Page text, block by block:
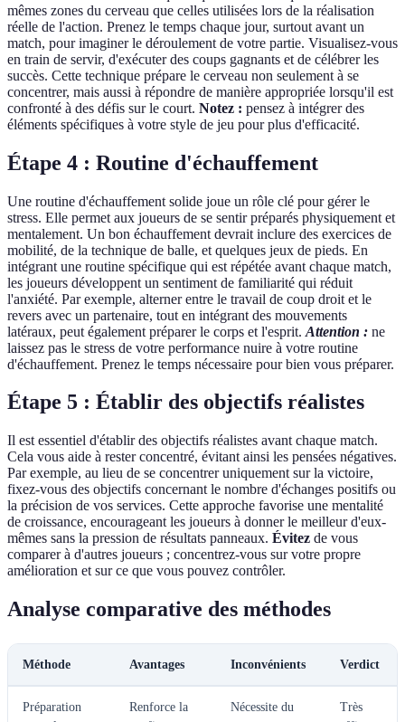
mêmes zones du cerveau que celles utilisées lors de la réalisation
réelle de l'action. Prenez le temps chaque jour, surtout avant un
match, pour imaginer le déroulement de votre partie. Visualisez-vous
en train de servir, d'exécuter des coups gagnants et de célébrer les
succès. Cette technique prépare le cerveau non seulement à se
concentrer, mais aussi à répondre de manière appropriée lorsqu'il est
confronté à des défis sur le court. Notez : pensez à intégrer des
éléments spécifiques à votre style de jeu pour plus d'efficacité.
Étape 4 : Routine d'échauffement
Une routine d'échauffement solide joue un rôle clé pour gérer le
stress. Elle permet aux joueurs de se sentir préparés physiquement et
mentalement. Un bon échauffement devrait inclure des exercices de
mobilité, de la technique de balle, et quelques jeux de pieds. En
intégrant une routine spécifique qui est répétée avant chaque match,
les joueurs développent un sentiment de familiarité qui réduit
l'anxiété. Par exemple, alterner entre le travail de coup droit et le
revers avec un partenaire, tout en intégrant des mouvements
latéraux, peut également préparer le corps et l'esprit. Attention : ne
laissez pas le stress de votre performance nuire à votre routine
d'échauffement. Prenez le temps nécessaire pour bien vous préparer.
Étape 5 : Établir des objectifs réalistes
Il est essentiel d'établir des objectifs réalistes avant chaque match.
Cela vous aide à rester concentré, évitant ainsi les pensées négatives.
Par exemple, au lieu de se concentrer uniquement sur la victoire,
fixez-vous des objectifs concernant le nombre d'échanges positifs ou
la précision de vos services. Cette approche favorise une mentalité
de croissance, encourageant les joueurs à donner le meilleur d'eux-
mêmes sans la pression de résultats panneaux. Évitez de vous
comparer à d'autres joueurs ; concentrez-vous sur votre propre
amélioration et sur ce que vous pouvez contrôler.
Analyse comparative des méthodes
Méthode Avantages Inconvénients Verdict
Préparation
Renforce la
Nécessite du
Très